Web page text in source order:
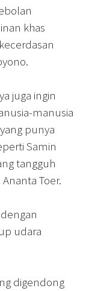
khas
juga ingin
manusia
punya
Samin
tangguh
Toer.
udara
digendong